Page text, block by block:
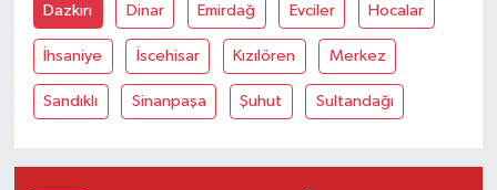
Dazkırı Dinar Emirdağ Evciler Hocalar
İhsaniye İscehisar Kızılören Merkez
Sandıklı Sinanpaşa Şuhut Sultandağı